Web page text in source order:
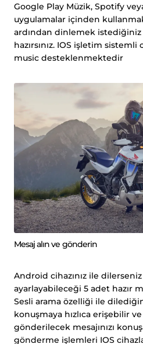
Google Play Müzik, Spotify
uygulamalar içinden
ardından dinlemek istediğiniz
hazırsınız. IOS işletim
music desteklenmektedir
Mesaj alın ve gönderin
Android cihazınız ile
ayarlayabileceği 5 adet hazır
Sesli arama özelliği ile
konuşmaya hızlıca erişebilir
gönderilecek mesajınızı
gönderme işlemleri IOS